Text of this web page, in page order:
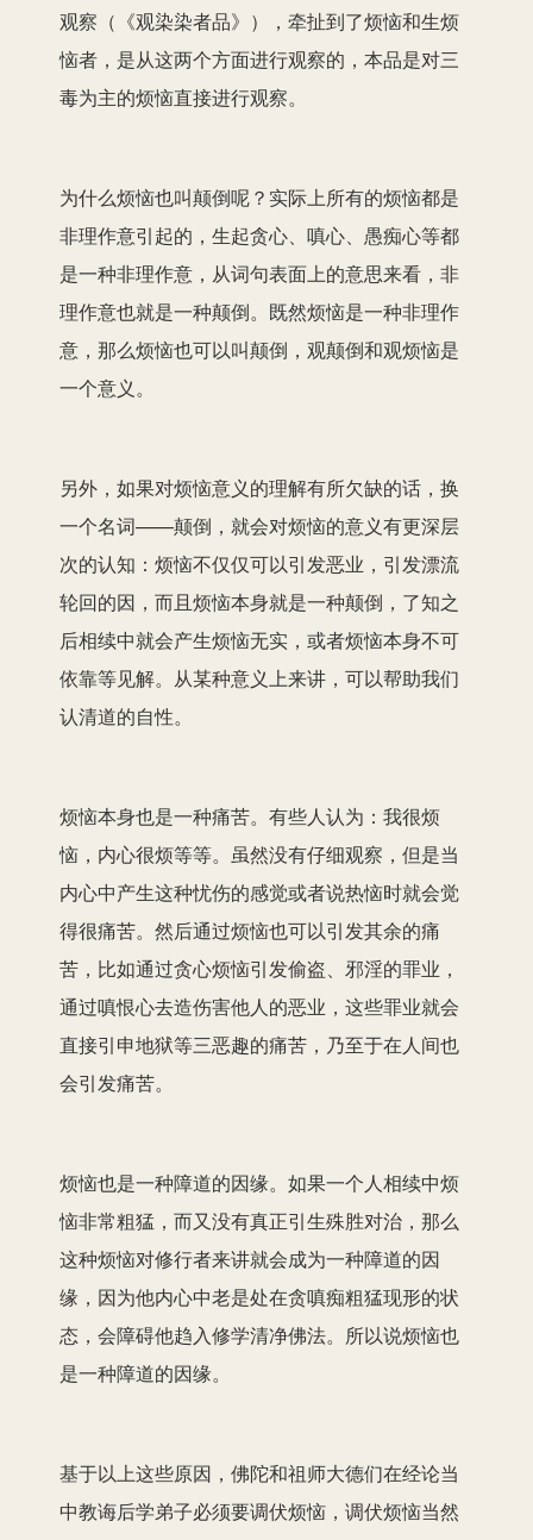
观察（《观染染者品》），牵扯到了烦恼和生烦
恼者，是从这两个方面进行观察的，本品是对三
毒为主的烦恼直接进行观察。
为什么烦恼也叫颠倒呢？实际上所有的烦恼都是
非理作意引起的，生起贪心、嗔心、愚痴心等都
是一种非理作意，从词句表面上的意思来看，非
理作意也就是一种颠倒。既然烦恼是一种非理作
意，那么烦恼也可以叫颠倒，观颠倒和观烦恼是
一个意义。
另外，如果对烦恼意义的理解有所欠缺的话，换
一个名词——颠倒，就会对烦恼的意义有更深层
次的认知：烦恼不仅仅可以引发恶业，引发漂流
轮回的因，而且烦恼本身就是一种颠倒，了知之
后相续中就会产生烦恼无实，或者烦恼本身不可
依靠等见解。从某种意义上来讲，可以帮助我们
认清道的自性。
烦恼本身也是一种痛苦。有些人认为：我很烦
恼，内心很烦等等。虽然没有仔细观察，但是当
内心中产生这种忧伤的感觉或者说热恼时就会觉
得很痛苦。然后通过烦恼也可以引发其余的痛
苦，比如通过贪心烦恼引发偷盗、邪淫的罪业，
通过嗔恨心去造伤害他人的恶业，这些罪业就会
直接引申地狱等三恶趣的痛苦，乃至于在人间也
会引发痛苦。
烦恼也是一种障道的因缘。如果一个人相续中烦
恼非常粗猛，而又没有真正引生殊胜对治，那么
这种烦恼对修行者来讲就会成为一种障道的因
缘，因为他内心中老是处在贪嗔痴粗猛现形的状
态，会障碍他趋入修学清净佛法。所以说烦恼也
是一种障道的因缘。
基于以上这些原因，佛陀和祖师大德们在经论当
中教诲后学弟子必须要调伏烦恼，调伏烦恼当然